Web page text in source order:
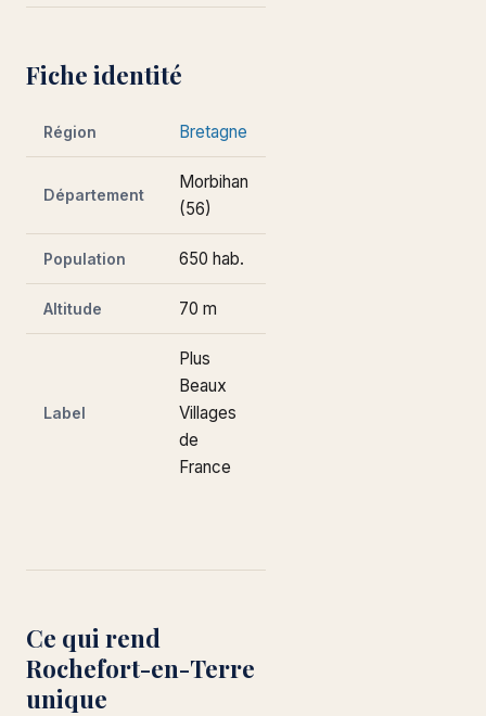
Fiche identité
Région Bretagne
Département
Morbihan
(56)
Population 650 hab.
Altitude 70 m
Label
Plus
Beaux
Villages
de
France
Ce qui rend
Rochefort-en-Terre
unique